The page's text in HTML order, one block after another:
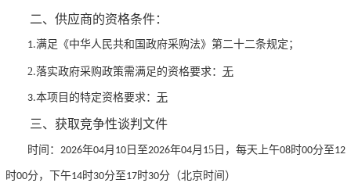
二、供应商的资格条件：
1.满足《中华人民共和国政府采购法》第二十二条规定；
2.落实政府采购政策需满足的资格要求： 无
3.本项目的特定资格要求： 无
三、获取竞争性谈判文件
时间： 2026年04月10日至2026年04月15日 ，每天上午08时00分至12
时00分，下午14时30分至17时30分（北京时间）